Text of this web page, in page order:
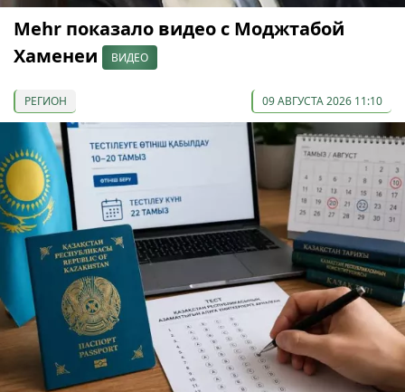
Mehr показало видео с Моджтабой
Хаменеи
ВИДЕО
РЕГИОН 09 АВГУСТА 2026 11:10